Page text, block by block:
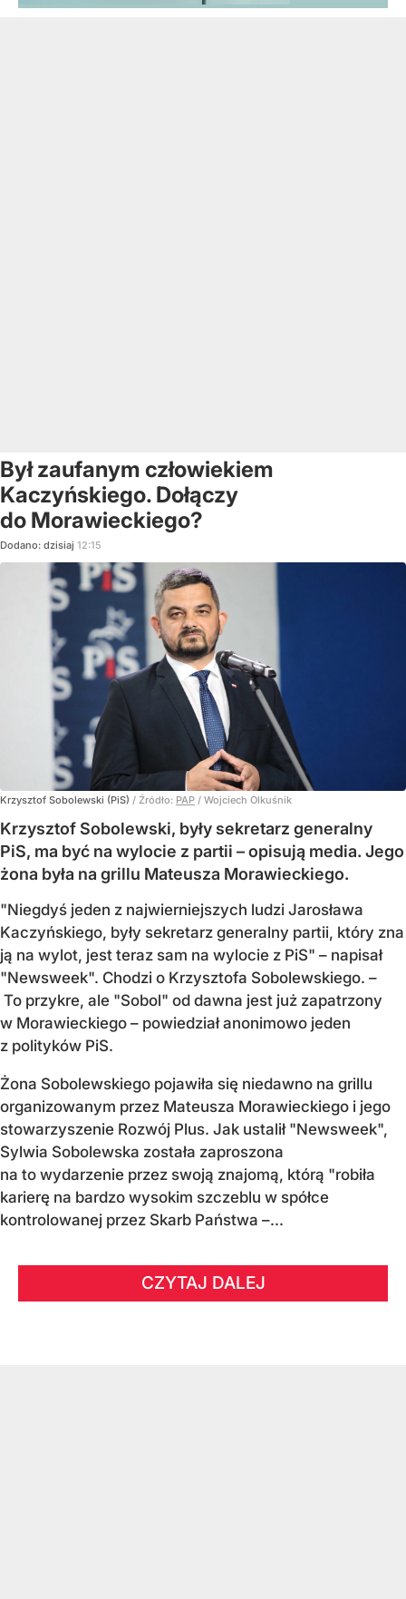
Był zaufanym człowiekiem
Kaczyńskiego. Dołączy
do Morawieckiego?
Dodano: dzisiaj 12:15
Krzysztof Sobolewski (PiS) / Źródło: PAP / Wojciech Olkuśnik
Krzysztof Sobolewski, były sekretarz generalny
PiS, ma być na wylocie z partii – opisują media. Jego
żona była na grillu Mateusza Morawieckiego.
"Niegdyś jeden z najwierniejszych ludzi Jarosława
Kaczyńskiego, były sekretarz generalny partii, który zna
ją na wylot, jest teraz sam na wylocie z PiS" – napisał
"Newsweek". Chodzi o Krzysztofa Sobolewskiego. –
To przykre, ale "Sobol" od dawna jest już zapatrzony
w Morawieckiego – powiedział anonimowo jeden
z polityków PiS.
Żona Sobolewskiego pojawiła się niedawno na grillu
organizowanym przez Mateusza Morawieckiego i jego
stowarzyszenie Rozwój Plus. Jak ustalił "Newsweek",
Sylwia Sobolewska została zaproszona
na to wydarzenie przez swoją znajomą, którą "robiła
karierę na bardzo wysokim szczeblu w spółce
kontrolowanej przez Skarb Państwa –...
CZYTAJ DALEJ